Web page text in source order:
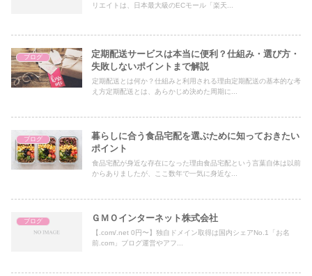
リエイトは、日本最大級のECモール「楽天...
ブログ
定期配送サービスは本当に便利？仕組み・選び方・
失敗しないポイントまで解説
定期配送とは何か？仕組みと利用される理由定期配送の基本的な考
え方定期配送とは、あらかじめ決めた周期に...
ブログ
暮らしに合う食品宅配を選ぶために知っておきたい
ポイント
食品宅配が身近な存在になった理由食品宅配という言葉自体は以前
からありましたが、ここ数年で一気に身近な...
ブログ ＧＭＯインターネット株式会社
【.com/.net 0円〜】独自ドメイン取得は国内シェアNo.1「お名
前.com」ブログ運営やアフ...